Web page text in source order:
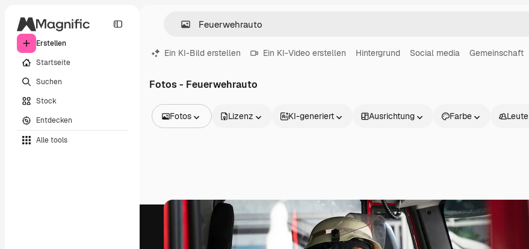
Erstellen
Startseite
Suchen
Stock
Entdecken
Alle tools
Ein KI-Bild erstellen Ein KI-Video erstellen Hintergrund Social media Gemeinschaft
Fotos - Feuerwehrauto
Fotos
Videos
Motion Graphics
Lizenz KI-generiert Ausrichtung Farbe Leute